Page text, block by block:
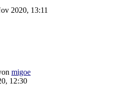
2020, 13:11
migoe
12:30